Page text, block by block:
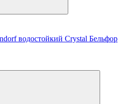
водостойкий Crystal Бельфор